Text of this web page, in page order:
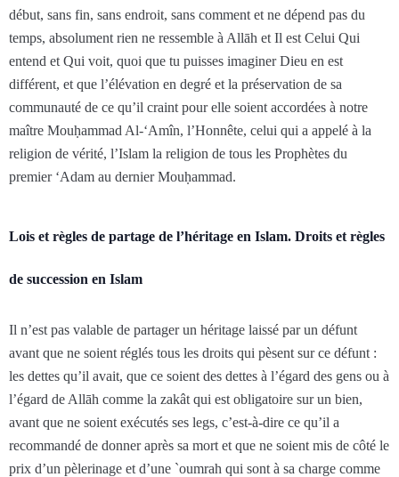
début, sans fin, sans endroit, sans comment et ne dépend pas du
temps, absolument rien ne ressemble à Allāh et Il est Celui Qui
entend et Qui voit, quoi que tu puisses imaginer Dieu en est
différent, et que l’élévation en degré et la préservation de sa
communauté de ce qu’il craint pour elle soient accordées à notre
maître Mouḥammad Al-‘Amîn, l’Honnête, celui qui a appelé à la
religion de vérité, l’Islam la religion de tous les Prophètes du
premier ‘Adam au dernier Mouḥammad.
Lois et règles de partage de l’héritage en Islam. Droits et règles
de succession en Islam
Il n’est pas valable de partager un héritage laissé par un défunt
avant que ne soient réglés tous les droits qui pèsent sur ce défunt :
les dettes qu’il avait, que ce soient des dettes à l’égard des gens ou à
l’égard de Allāh comme la zakât qui est obligatoire sur un bien,
avant que ne soient exécutés ses legs, c’est-à-dire ce qu’il a
recommandé de donner après sa mort et que ne soient mis de côté le
prix d’un pèlerinage et d’une `oumrah qui sont à sa charge comme